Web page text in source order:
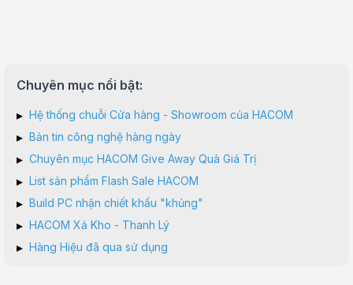
Chuyên mục nổi bật:
▸ Hệ thống chuỗi Cửa hàng - Showroom của HACOM
▸ Bản tin công nghệ hàng ngày
▸ Chuyên mục HACOM Give Away Quà Giá Trị
▸ List sản phẩm Flash Sale HACOM
▸ Build PC nhận chiết khấu "khủng"
▸ HACOM Xả Kho - Thanh Lý
▸ Hàng Hiệu đã qua sử dụng